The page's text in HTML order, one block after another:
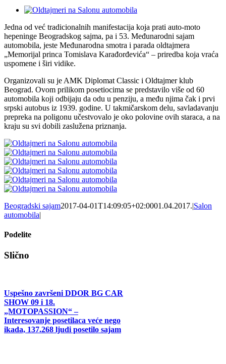
View
Image
Jedna od već tradicionalnih manifestacija koja prati auto-moto
hepeninge Beogradskog sajma, pa i 53. Međunarodni sajam
automobila, jeste Međunarodna smotra i parada oldtajmera
„Memorijal princa Tomislava Karađorđevića“ – priredba koja vraća
uspomene i širi vidike.
Organizovali su je AMK Diplomat Classic i Oldtajmer klub
Beograd. Ovom prilikom posetiocima se predstavilo više od 60
automobila koji odbijaju da odu u penziju, a među njima čak i prvi
srpski autobus iz 1939. godine. U takmičarskom delu, savladavanju
prepreka na poligonu učestvovalo je oko polovine ovih staraca, a na
kraju su svi dobili zaslužena priznanja.
Beogradski sajam2017-04-01T14:09:05+02:0001.04.2017.|Salon
automobila|
Podelite
Facebook
X
Tumblr
Pinterest
Email
Slično
Uspešno završeni DDOR BG CAR
SHOW 09 i 18.
„MOTOPASSION“ –
Interesovanje posetilaca veće nego
ikada, 137.268 ljudi posetilo sajam